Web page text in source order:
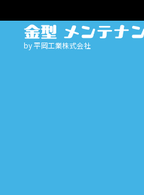
by 平岡工業株式会社